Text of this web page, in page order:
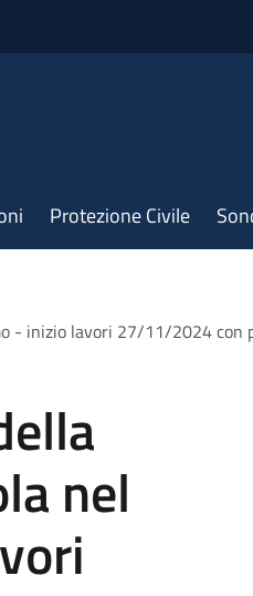
Protezione Civile
- inizio lavori 27/11/2024
nel